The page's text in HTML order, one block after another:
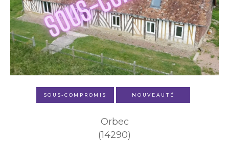
SOUS-COMPROMIS NOUVEAUTÉ
Orbec
(14290)